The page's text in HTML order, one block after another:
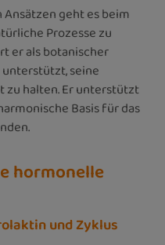
geht es beim
Prozesse zu
er als botanischer
seine
halten. Er unterstützt
Basis für das
hormonelle
und Zyklus